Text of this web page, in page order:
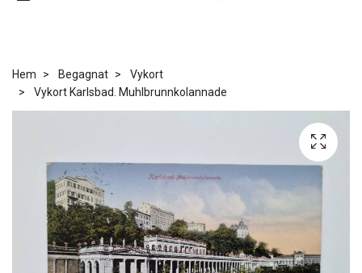
Hem Begagnat
Vykort
Vykort Karlsbad. Muhlbrunnkolannade